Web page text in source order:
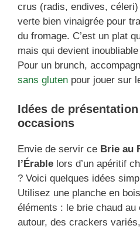
crus (radis, endives,
verte bien vinaigrée pour
du fromage. C’est un plat
mais qui devient
Pour un brunch,
sans gluten pour jouer sur
Idées de
occasions
Envie de servir ce Brie au
l’Érable lors d’un apéritif
? Voici quelques idées
Utilisez une planche en
éléments : le brie chaud
autour, des crackers